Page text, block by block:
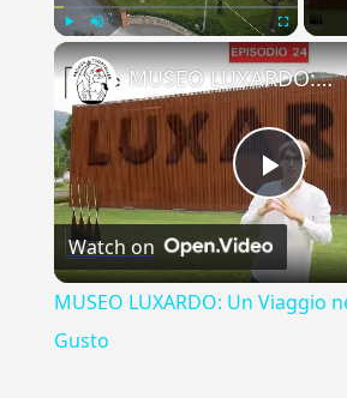
Fullscreen
Play
MUSEO LUXARDO: Un Viaggio nel Tempo e nel Gusto
Watch on
MUSEO LUXARDO: Un Viaggio
Gusto